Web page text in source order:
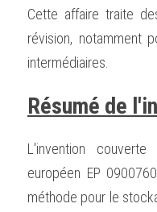
Cette affaire traite
révision, notamment
intermédiaires.
Résumé de
L'invention
européen EP
méthode pour le